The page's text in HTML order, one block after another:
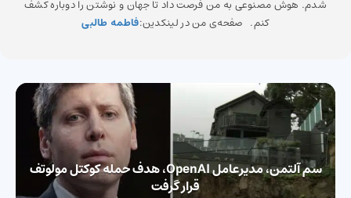
شدم. هوش مصنوعی به من فرصت داد تا جهان و نوشتن را دوباره کشف
کنم. صفحه‌ی من در لینکدین:فاطمه طالبی
سم آلتمن، مدیرعامل OpenAI، هدف حمله کوکتل مولوتف
قرار گرفت